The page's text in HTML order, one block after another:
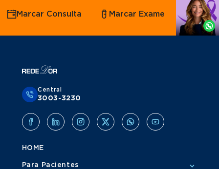
Agende
por
Whatsapp
Marcar Consulta Marcar Exame
Central
3003-3230
HOME
Para Pacientes